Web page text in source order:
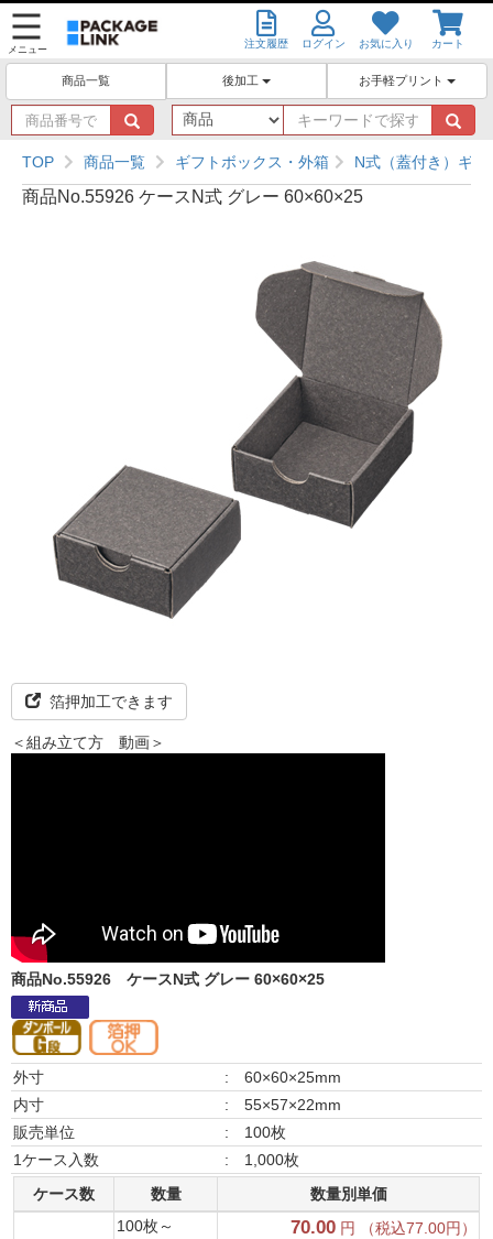
メニュー 注文履歴 ログイン お気に入り カート
商品一覧 後加工 お手軽プリント
商
品
番
号
で
キ
ー
ワ
ー
ド
す
TOP 商品一覧 ギフトボックス・外箱 N式（蓋付き）ギ
商品No.55926 ケースN式 グレー 60×60×25
箔押加工できます
＜組み立て方 動画＞
商品No.55926 ケースN式 グレー 60×60×25
外寸 :
60×60×25mm
内寸
:
55×57×22mm
販売単位
:
100枚
1ケース入数
:
1,000枚
ケース数
数量
数量別単価
100枚～
70.00 円 （税込77.00円）